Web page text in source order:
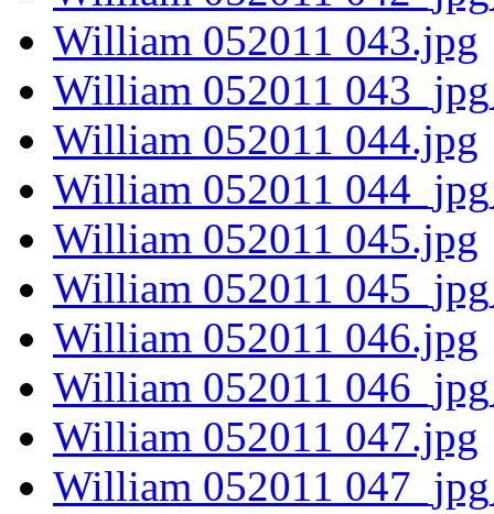
William 052011 043.jpg
William 052011
William 052011 044.jpg
William 052011
William 052011 045.jpg
William 052011
William 052011 046.jpg
William 052011
William 052011 047.jpg
William 052011